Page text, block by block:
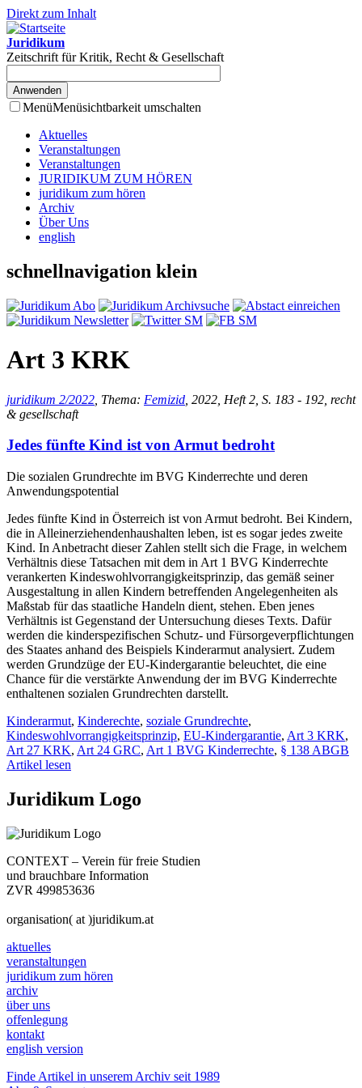
Direkt zum Inhalt
Juridikum
Zeitschrift für Kritik, Recht & Gesellschaft
MenüMenüsichtbarkeit umschalten
Aktuelles
Veranstaltungen
Veranstaltungen
JURIDIKUM ZUM HÖREN
juridikum zum hören
Archiv
Über Uns
english
schnellnavigation klein
Art 3 KRK
juridikum 2/2022 , Thema: Femizid , 2022, Heft 2, S. 183 - 192, recht
& gesellschaft
Jedes fünfte Kind ist von Armut bedroht
Die sozialen Grundrechte im BVG Kinderrechte und deren
Anwendungspotential
Jedes fünfte Kind in Österreich ist von Armut bedroht. Bei Kindern,
die in Alleinerziehendenhaushalten leben, ist es sogar jedes zweite
Kind. In Anbetracht dieser Zahlen stellt sich die Frage, in welchem
Verhältnis diese Tatsachen mit dem in Art 1 BVG Kinderrechte
verankerten Kindeswohlvorrangigkeitsprinzip, das gemäß seiner
Ausgestaltung in allen Kindern betreffenden Angelegenheiten als
Maßstab für das staatliche Handeln dient, stehen. Eben jenes
Verhältnis ist Gegenstand der Untersuchung dieses Texts. Dafür
werden die kinderspezifischen Schutz- und Fürsorgeverpflichtungen
des Staates anhand des Beispiels Kinderarmut analysiert. Zudem
werden Grundzüge der EU-Kindergarantie beleuchtet, die eine
Chance für die verstärkte Anwendung der im BVG Kinderrechte
enthaltenen sozialen Grundrechten darstellt.
Kinderarmut, Kinderechte, soziale Grundrechte,
Kindeswohlvorrangigkeitsprinzip, EU-Kindergarantie, Art 3 KRK,
Art 27 KRK, Art 24 GRC, Art 1 BVG Kinderrechte, § 138 ABGB
Artikel lesen
Juridikum Logo
CONTEXT – Verein für freie Studien
und brauchbare Information
ZVR 499853636
organisation( at )juridikum.at
aktuelles
veranstaltungen
juridikum zum hören
archiv
über uns
offenlegung
kontakt
english version
Finde Artikel in unserem Archiv seit 1989